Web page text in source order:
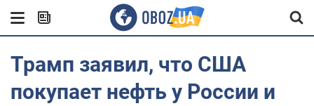
Трамп заявил, что США
покупает нефть у России и